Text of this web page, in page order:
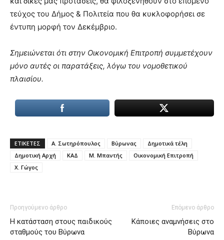
τεύχος του Δήμος & Πολιτεία που θα κυκλοφορήσει σε
έντυπη μορφή τον Δεκέμβριο.
Σημειώνεται ότι στην Οικονομική Επιτροπή συμμετέχουν
μόνο αυτές οι παρατάξεις, λόγω του νομοθετικού
πλαισίου.
ΕΤΙΚΕΤΕΣ Α. Σωτηρόπουλος Βύρωνας
Δημοτικά τέλη
Δημοτική Αρχή
ΚΑΔ Μ. Μπαντής
Οικονομική Επιτροπή
Χ. Γώγος
Προηγούμενο άρθρο
Η κατάσταση στους παιδικούς
σταθμούς του Βύρωνα
Επόμενο άρθρο
Κάποιες αναμνήσεις στο
Βύρωνα